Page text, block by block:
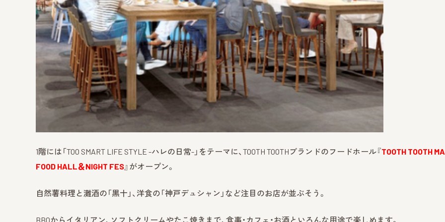
1階には「TOO SMART LIFE STYLE -ハレの日常-」をテーマに、TOOTH TOOTHブランドのフードホール『TOOTH TOOTH
FOOD HALL＆NIGHT FES』がオープン。
自然薯料理と灘酒の「黒十」、洋食の「神戸デュシャン」など注目のお店が並ぶそう。
BBQからイタリアン、ソフトクリームやたこ焼きまで、食事・カフェ・お酒といろんな用途で楽しめます。